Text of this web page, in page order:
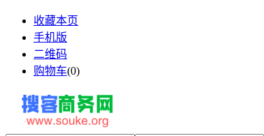
收藏本页
手机版
二维码
购物车(0)